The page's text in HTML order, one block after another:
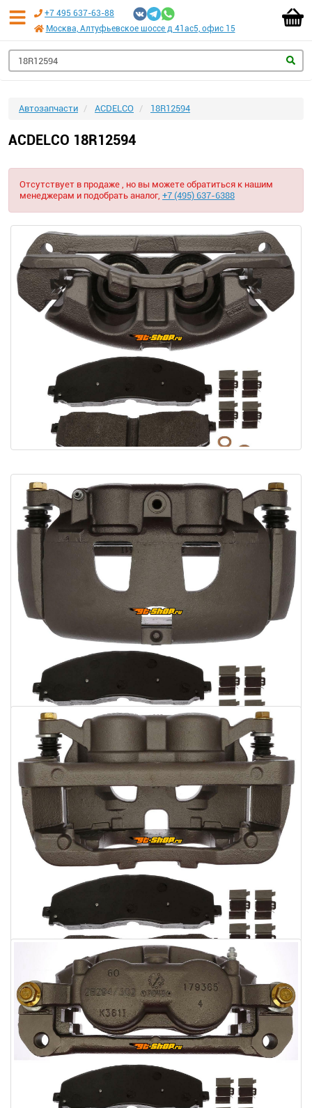
+7 495 637-63-88
Москва, Алтуфьевское шоссе д 41ас5, офис 15
Автозапчасти ACDELCO 18R12594
ACDELCO 18R12594
Отсутствует в продаже , но вы можете обратиться к нашим
менеджерам и подобрать аналог, +7 (495) 637-6388